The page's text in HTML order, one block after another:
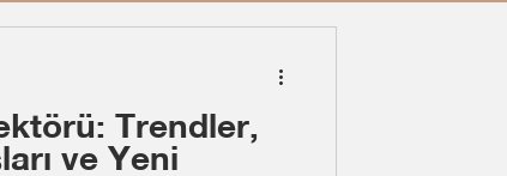
Trendler,
ve Yeni